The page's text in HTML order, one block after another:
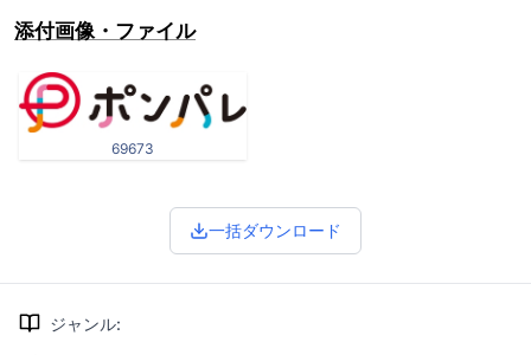
添付画像・ファイル
69673
一括ダウンロード
ジャンル: